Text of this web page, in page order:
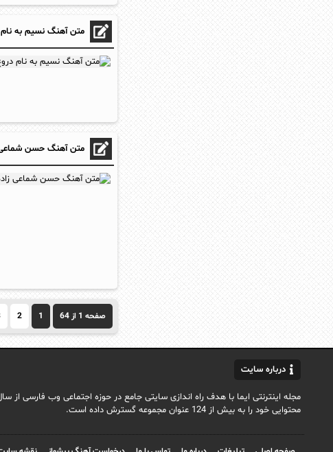
متن آهنگ نسیم به
متن آهنگ حسن شماعی
صفحه 1 از 64 1
2
درباره سایت
محتوایی خود را به بیش از 124 عنوان مجموعه گسترش داده است.